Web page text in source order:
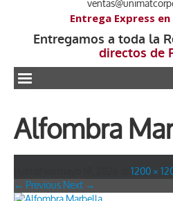
Entrega Express
Entregamos a toda la
directos de
.
Alfombra
1200 ×
← Previous Next →